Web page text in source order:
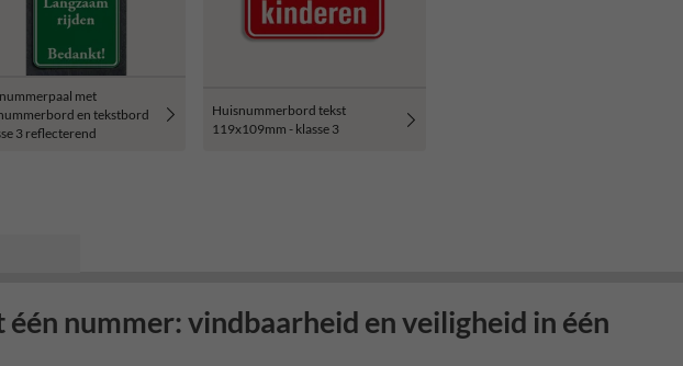
met
en tekstbord
3 reflecterend
Huisnummerbord tekst
119x109mm - klasse 3
nummer: vindbaarheid en veiligheid in één